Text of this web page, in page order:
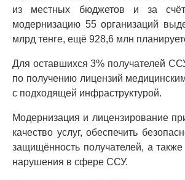
из местных бюджетов и за
модернизацию 55 организаций
млрд тенге, ещё 928,6 млн
Для оставшихся 3% получателей
по получению лицензий
с подходящей инфраструктурой.
Модернизация и лицензирование
качество услуг, обеспечить
защищённость получателей, а
нарушения в сфере ССУ.